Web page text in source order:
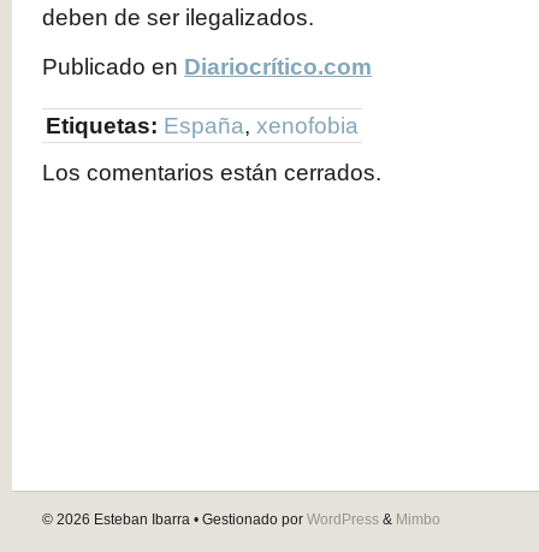
deben de ser ilegalizados.
Publicado en Diariocrítico.com
Etiquetas: España, xenofobia
Los comentarios están cerrados.
© 2026 Esteban Ibarra • Gestionado por WordPress & Mimbo